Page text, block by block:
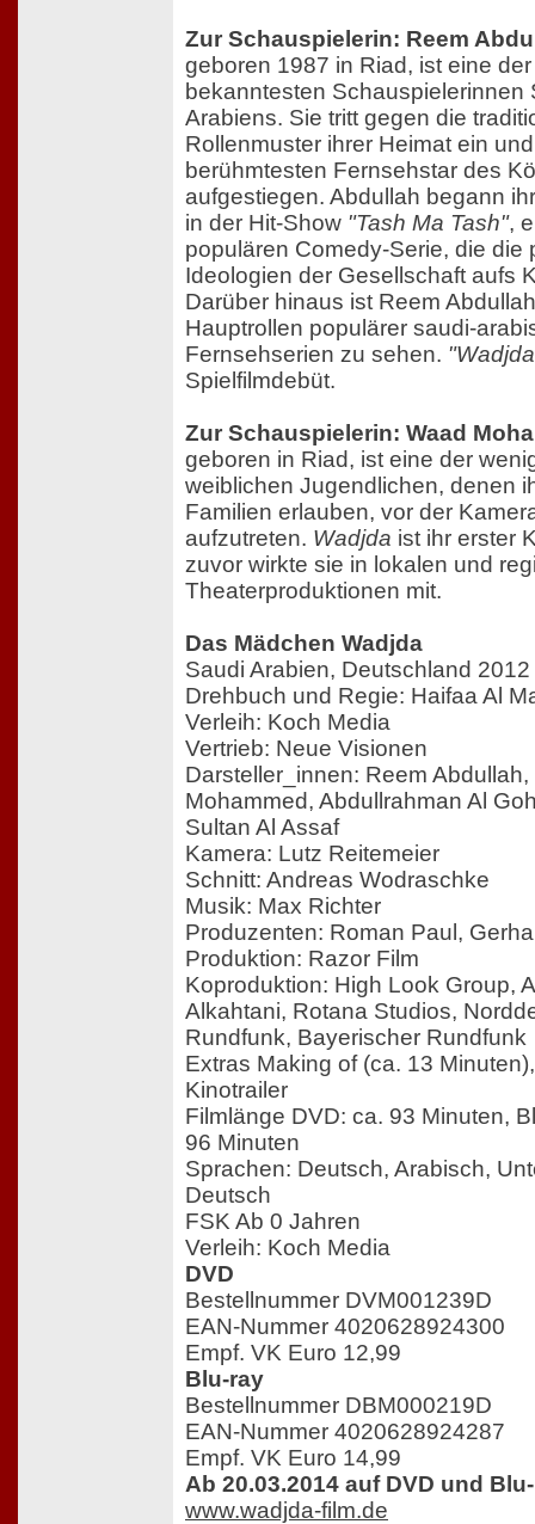
Zur Schauspielerin: Reem
geboren 1987 in Riad, ist eine der
bekanntesten Schauspielerinnen
Arabiens. Sie tritt gegen die
Rollenmuster ihrer Heimat ein
berühmtesten Fernsehstar des
aufgestiegen. Abdullah begann
in der Hit-Show "Tash Ma Tash",
populären Comedy-Serie, die die
Ideologien der Gesellschaft aufs
Darüber hinaus ist Reem
Hauptrollen populärer saudi-
Fernsehserien zu sehen.
Spielfilmdebüt.
Zur Schauspielerin: Waad
geboren in Riad, ist eine der
weiblichen Jugendlichen, denen
Familien erlauben, vor der
aufzutreten. Wadjda ist ihr erster
zuvor wirkte sie in lokalen und
Theaterproduktionen mit.
Das Mädchen Wadjda
Saudi Arabien, Deutschland 2012
Drehbuch und Regie: Haifaa Al
Verleih: Koch Media
Vertrieb: Neue Visionen
Darsteller_innen: Reem Abdullah,
Mohammed, Abdullrahman Al
Sultan Al Assaf
Kamera: Lutz Reitemeier
Schnitt: Andreas Wodraschke
Musik: Max Richter
Produzenten: Roman Paul,
Produktion: Razor Film
Koproduktion: High Look Group,
Alkahtani, Rotana Studios,
Rundfunk, Bayerischer Rundfunk
Extras Making of (ca. 13
Kinotrailer
Filmlänge DVD: ca. 93 Minuten,
96 Minuten
Sprachen: Deutsch, Arabisch,
Deutsch
FSK Ab 0 Jahren
Verleih: Koch Media
DVD
Bestellnummer DVM001239D
EAN-Nummer 4020628924300
Empf. VK Euro 12,99
Blu-ray
Bestellnummer DBM000219D
EAN-Nummer 4020628924287
Empf. VK Euro 14,99
Ab 20.03.2014 auf DVD und
www.wadjda-film.de